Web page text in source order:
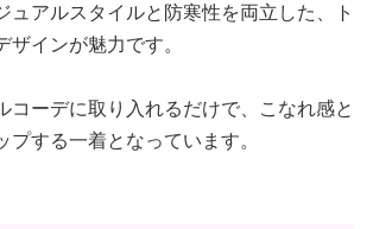
ュアルスタイルと防寒性を両立した、ト
インが魅力です。
コーデに取り入れるだけで、こなれ感と
する一着となっています。